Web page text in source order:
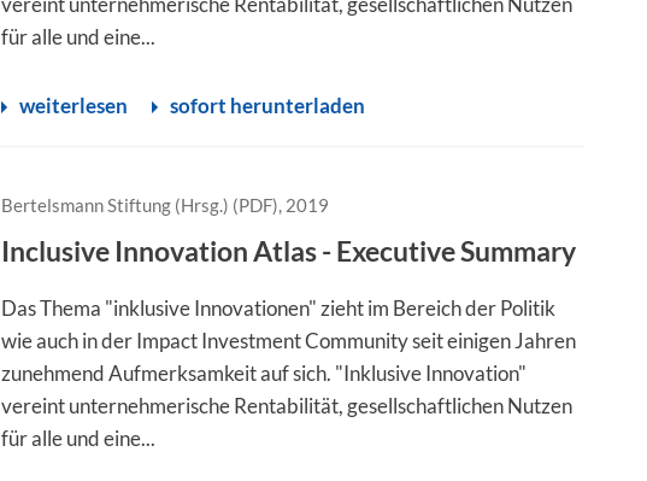
für alle und eine...
weiterlesen sofort herunterladen
Bertelsmann Stiftung (Hrsg.) (PDF), 2019
Inclusive Innovation Atlas - Executive Summary
Das Thema "inklusive Innovationen" zieht im Bereich der Politik
wie auch in der Impact Investment Community seit einigen Jahren
zunehmend Aufmerksamkeit auf sich. "Inklusive Innovation"
vereint unternehmerische Rentabilität, gesellschaftlichen Nutzen
für alle und eine...